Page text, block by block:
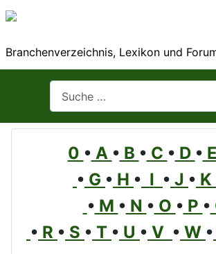
Branchenverzeichnis, Lexikon und
0 • A • B • C • D • E
• G • H • I • J • K
• M • N • O • P •
• R • S • T • U • V • W •